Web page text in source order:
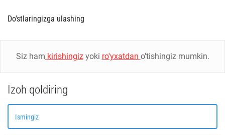
Do'stlaringizga ulashing
Siz ham kirishingizyoki ro'yxatdan o'tishingiz mumkin.
Izoh qoldiring
Ismingiz